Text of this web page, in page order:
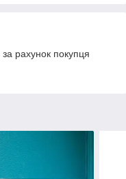
рахунок покупця